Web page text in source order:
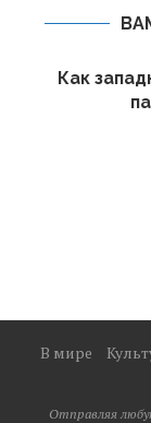
Как
В мире
Отправляя